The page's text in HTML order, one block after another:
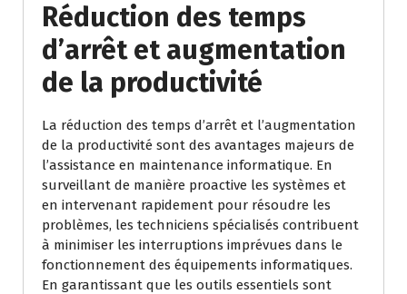
Réduction des temps
d’arrêt et augmentation
de la productivité
La réduction des temps d’arrêt et l’augmentation
de la productivité sont des avantages majeurs de
l’assistance en maintenance informatique. En
surveillant de manière proactive les systèmes et
en intervenant rapidement pour résoudre les
problèmes, les techniciens spécialisés contribuent
à minimiser les interruptions imprévues dans le
fonctionnement des équipements informatiques.
En garantissant que les outils essentiels sont